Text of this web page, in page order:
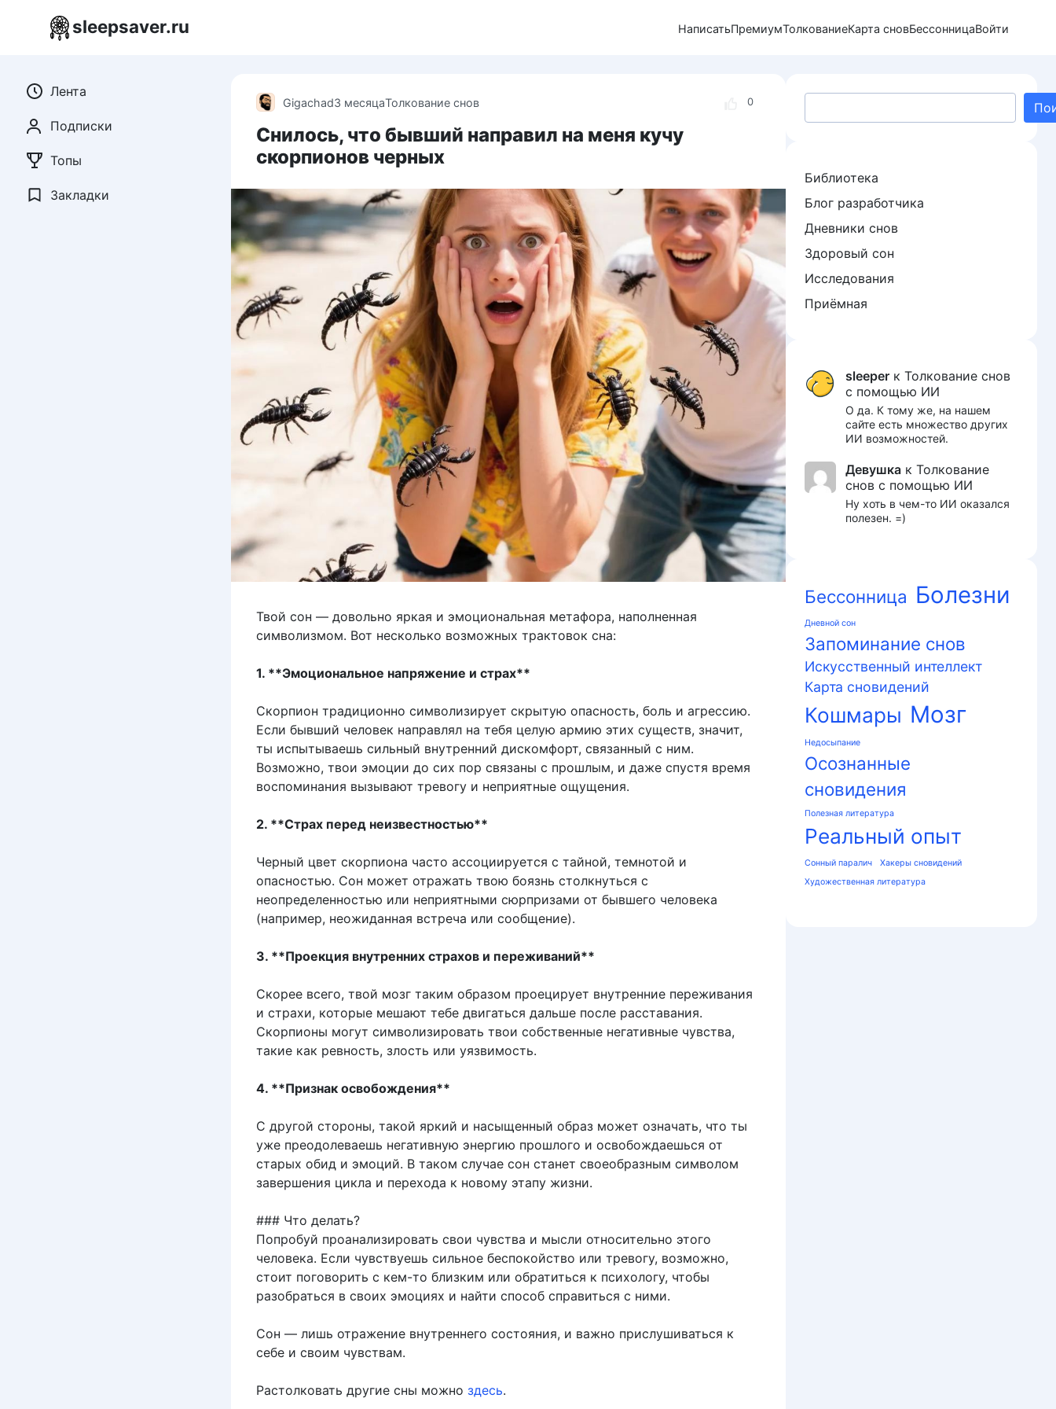
sleepsaver.ru НаписатьПремиумТолкованиеКарта сновБессонницаВойти
0
Gigachad3 месяцаТолкование снов
Снилось, что бывший направил на меня кучу
скорпионов черных
Твой сон — довольно яркая и эмоциональная метафора, наполненная
символизмом. Вот несколько возможных трактовок сна:
1. **Эмоциональное напряжение и страх**
Скорпион традиционно символизирует скрытую опасность, боль и агрессию.
Если бывший человек направлял на тебя целую армию этих существ, значит,
ты испытываешь сильный внутренний дискомфорт, связанный с ним.
Возможно, твои эмоции до сих пор связаны с прошлым, и даже спустя время
воспоминания вызывают тревогу и неприятные ощущения.
2. **Страх перед неизвестностью**
Черный цвет скорпиона часто ассоциируется с тайной, темнотой и
опасностью. Сон может отражать твою боязнь столкнуться с
неопределенностью или неприятными сюрпризами от бывшего человека
(например, неожиданная встреча или сообщение).
3. **Проекция внутренних страхов и переживаний**
Скорее всего, твой мозг таким образом проецирует внутренние переживания
и страхи, которые мешают тебе двигаться дальше после расставания.
Скорпионы могут символизировать твои собственные негативные чувства,
такие как ревность, злость или уязвимость.
4. **Признак освобождения**
С другой стороны, такой яркий и насыщенный образ может означать, что ты
уже преодолеваешь негативную энергию прошлого и освобождаешься от
старых обид и эмоций. В таком случае сон станет своеобразным символом
завершения цикла и перехода к новому этапу жизни.
### Что делать?
Попробуй проанализировать свои чувства и мысли относительно этого
человека. Если чувствуешь сильное беспокойство или тревогу, возможно,
стоит поговорить с кем-то близким или обратиться к психологу, чтобы
разобраться в своих эмоциях и найти способ справиться с ними.
Сон — лишь отражение внутреннего состояния, и важно прислушиваться к
себе и своим чувствам.
Растолковать другие сны можно здесь.
Лента
Подписки
Топы
Закладки
Библиотека
Блог разработчика
Дневники снов
Здоровый сон
Исследования
Приёмная
sleeper к Толкование снов
с помощью ИИ
О да. К тому же, на нашем
сайте есть множество других
ИИ возможностей.
Девушка к Толкование
снов с помощью ИИ
Ну хоть в чем-то ИИ оказался
полезен. =)
Бессонница Болезни
Дневной сон
Запоминание снов
Искусственный интеллект
Карта сновидений
Кошмары Мозг
Недосыпание
Осознанные
сновидения
Полезная литература
Реальный опыт
Сонный паралич
Хакеры сновидений
Художественная литература